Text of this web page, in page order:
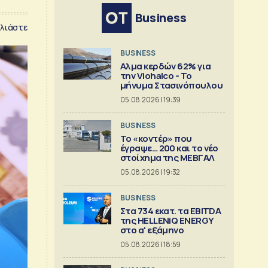
Business
BUSINESS
Αλμα κερδών 62% για
την Viohalco - Το
μήνυμα Στασινόπουλου
05.08.2026 | 19:39
BUSINESS
Το «κοντέρ» που
έγραψε… 200 και το νέο
στοίχημα της ΜΕΒΓΑΛ
05.08.2026 | 19:32
BUSINESS
Στα 734 εκατ. τα EBITDA
της HELLENiQ ENERGY
στο α' εξάμηνο
05.08.2026 | 18:59